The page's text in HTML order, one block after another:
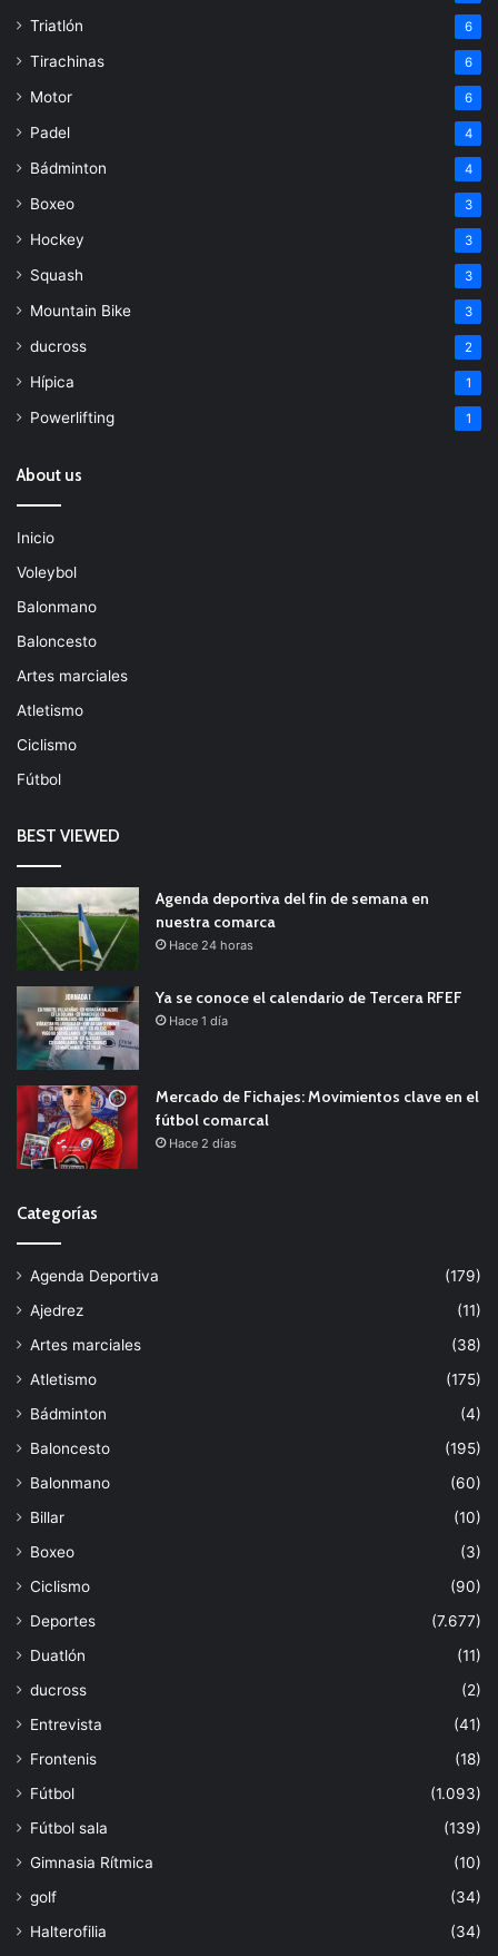
Triatlón 6
Tirachinas 6
Motor 6
Padel 4
Bádminton 4
Boxeo 3
Hockey 3
Squash 3
Mountain Bike 3
ducross 2
Hípica 1
Powerlifting 1
About us
Inicio
Voleybol
Balonmano
Baloncesto
Artes marciales
Atletismo
Ciclismo
Fútbol
BEST VIEWED
Agenda deportiva del fin de semana en
nuestra comarca
Hace 24 horas
Ya se conoce el calendario de Tercera RFEF
Hace 1 día
Mercado de Fichajes: Movimientos clave en el
fútbol comarcal
Hace 2 días
Categorías
Agenda Deportiva
(179)
Ajedrez
(11)
Artes marciales
(38)
Atletismo
(175)
Bádminton
(4)
Baloncesto
(195)
Balonmano
(60)
Billar
(10)
Boxeo
(3)
Ciclismo
(90)
Deportes
(7.677)
Duatlón
(11)
ducross
(2)
Entrevista
(41)
Frontenis
(18)
Fútbol
(1.093)
Fútbol sala
(139)
Gimnasia Rítmica
(10)
golf
(34)
Halterofilia
(34)